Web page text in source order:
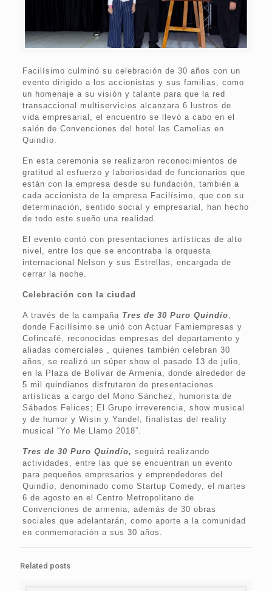
Facilísimo culminó su celebración de 30 años con un
evento dirigido a los accionistas y sus familias, como
un homenaje a su visión y talante para que la red
transaccional multiservicios alcanzara 6 lustros de
vida empresarial, el encuentro se llevó a cabo en el
salón de Convenciones del hotel las Camelias en
Quindío.
En esta ceremonia se realizaron reconocimientos de
gratitud al esfuerzo y laboriosidad de funcionarios que
están con la empresa desde su fundación, también a
cada accionista de la empresa Facilísimo, que con su
determinación, sentido social y empresarial, han hecho
de todo este sueño una realidad.
El evento contó con presentaciones artísticas de alto
nivel, entre los que se encontraba la orquesta
internacional Nelson y sus Estrellas, encargada de
cerrar la noche.
Celebración con la ciudad
A través de la campaña Tres de 30 Puro Quindío
donde Facilísimo se unió con Actuar Famiempresas y
Cofincafé, reconocidas empresas del departamento y
aliadas comerciales , quienes también celebran 30
años, se realizó un súper show el pasado 13 de julio,
en la Plaza de Bolívar de Armenia, donde alrededor de
5 mil quindianos disfrutaron de presentaciones
artísticas a cargo del Mono Sánchez, humorista de
Sábados Felices; El Grupo irreverencia, show musical
y de humor y Wisin y Yandel, finalistas del reality
musical “Yo Me Llamo 2018”.
Tres de 30 Puro Quindío, seguirá realizando
actividades, entre las que se encuentran un evento
para pequeños empresarios y emprendedores del
Quindío, denominado como Startup Comedy, el martes
6 de agosto en el Centro Metropolitano de
Convenciones de armenia, además de 30 obras
sociales que adelantarán, como aporte a la comunidad
en conmemoración a sus 30 años.
Related posts